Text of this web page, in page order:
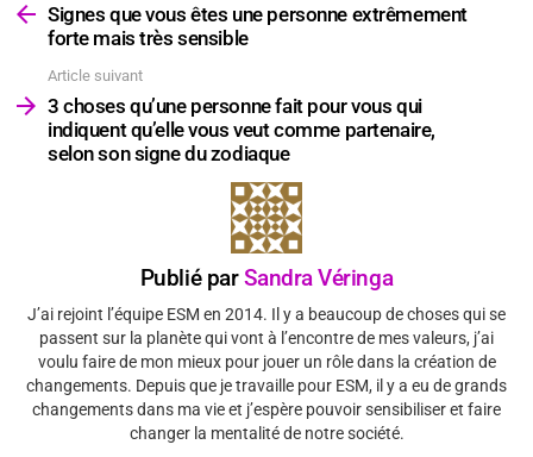
plus
Signes que vous êtes une personne extrêmement
forte mais très sensible
Article suivant
3 choses qu’une personne fait pour vous qui
indiquent qu’elle vous veut comme partenaire,
selon son signe du zodiaque
Publié parSandra Véringa
J’ai rejoint l’équipe ESM en 2014. Il y a beaucoup de choses qui se
passent sur la planète qui vont à l’encontre de mes valeurs, j’ai
voulu faire de mon mieux pour jouer un rôle dans la création de
changements. Depuis que je travaille pour ESM, il y a eu de grands
changements dans ma vie et j’espère pouvoir sensibiliser et faire
changer la mentalité de notre société.